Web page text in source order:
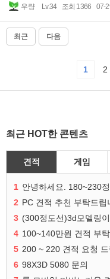
우량 Lv.34 조회 1366 07-
최근 다음
1 2
최근 HOT한 콘텐츠
견적 게임
1 안녕하세요. 180~230
2 PC 견적 추천 부탁드립
3
4 100~140만원 견적 부
5 200 ~ 220 견적 요청 드
6 98X3D 5080 문의